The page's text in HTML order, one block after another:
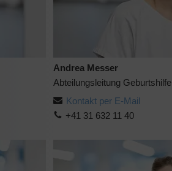
Andrea Messer
Abteilungsleitung Geburtshilfe
Kontakt per E-Mail
+41 31 632 11 40